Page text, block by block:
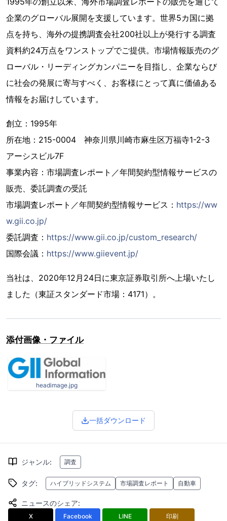
企業のグローバル展開を支援しています。世界5カ国に拠
点を持ち、海外の提携調査会社200社以上が発行する調査
資料約24万点をワンストップでご提供。市場情報販売のグ
ローバル・リーディングカンパニーを目指し、企業ならび
に社会の発展に寄与すべく、お客様にとって真に価値ある
情報をお届けしています。
創立：1995年
所在地：215-0004 神奈川県川崎市麻生区万福寺1-2-3
アーシスビル7F
事業内容：市場調査レポート／年間契約型情報サービスの
販売、委託調査の受託
市場調査レポート／年間契約型情報サービス： https://ww
w.gii.co.jp/
委託調査： https://www.gii.co.jp/custom_research/
国際会議： https://www.giievent.jp/
当社は、2020年12月24日に東京証券取引所へ上場いたし
ました（東証スタンダード市場：4171）。
添付画像・ファイル
headimage.jpg
一括ダウンロード
ジャンル: 調査
タグ: ハイブリッドシステム 市場調査レポート 自動車
ニュースのシェア:
X Facebook LINE 印刷